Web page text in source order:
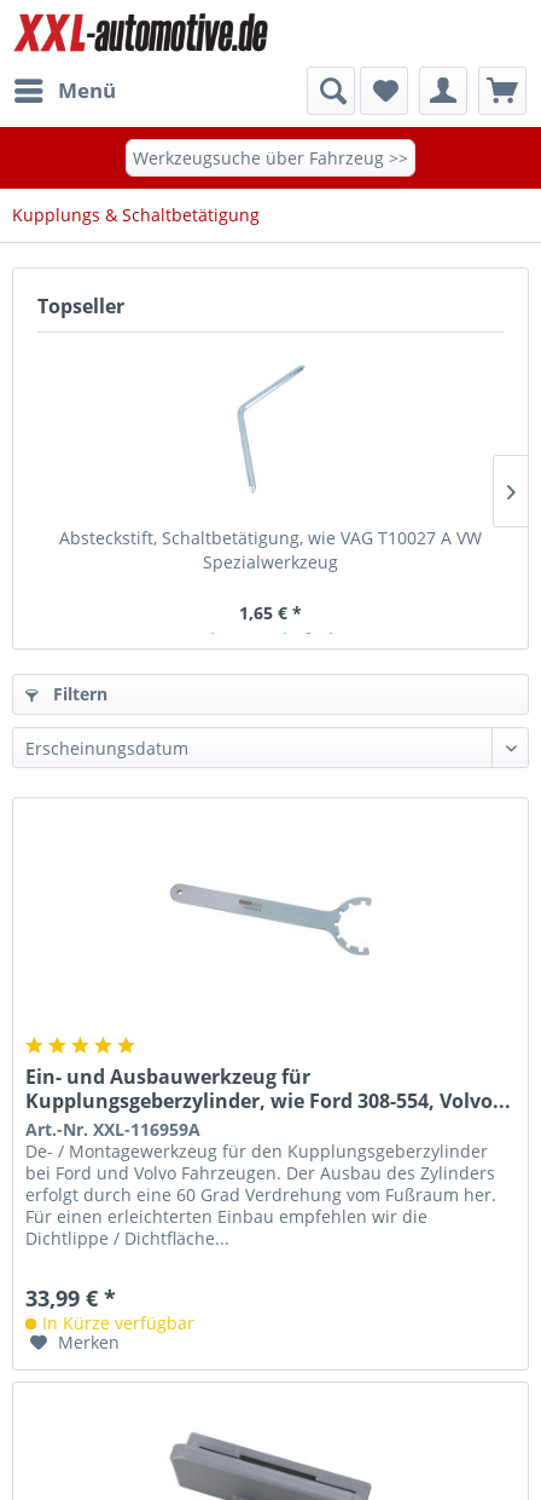
Menü
Werkzeugsuche über Fahrzeug >>
Kupplungs & Schaltbetätigung
Topseller
Absteckstift, Schaltbetätigung, wie VAG T10027 A VW
Spezialwerkzeug
1,65 € *
Ab Lager lieferbar
Filtern
Ein- und Ausbauwerkzeug für
Kupplungsgeberzylinder, wie Ford 308-554, Volvo...
Art.-Nr. XXL-116959A
De- / Montagewerkzeug für den Kupplungsgeberzylinder
bei Ford und Volvo Fahrzeugen. Der Ausbau des Zylinders
erfolgt durch eine 60 Grad Verdrehung vom Fußraum her.
Für einen erleichterten Einbau empfehlen wir die
Dichtlippe / Dichtfläche...
33,99 € *
In Kürze verfügbar
Merken